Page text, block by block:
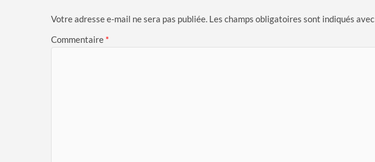
Votre adresse e-mail ne sera pas publiée. Les champs obligatoires sont indiqués avec
Commentaire *